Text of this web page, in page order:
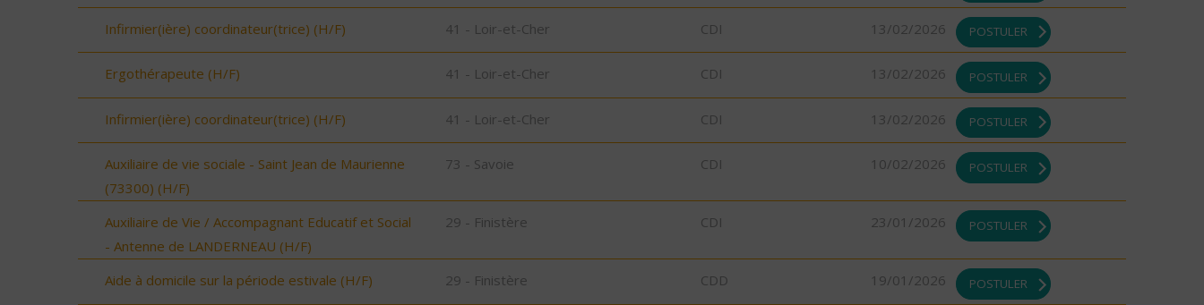
Infirmier(ière) coordinateur(trice) (H/F) 41 - Loir-et-Cher CDI 13/02/2026 POSTULER
Ergothérapeute (H/F) 41 - Loir-et-Cher CDI 13/02/2026 POSTULER
Infirmier(ière) coordinateur(trice) (H/F) 41 - Loir-et-Cher CDI 13/02/2026 POSTULER
Auxiliaire de vie sociale - Saint Jean de Maurienne
(73300) (H/F)
73 - Savoie CDI 10/02/2026 POSTULER
Auxiliaire de Vie / Accompagnant Educatif et Social
- Antenne de LANDERNEAU (H/F)
29 - Finistère CDI 23/01/2026 POSTULER
Aide à domicile sur la période estivale (H/F) 29 - Finistère CDD 19/01/2026 POSTULER